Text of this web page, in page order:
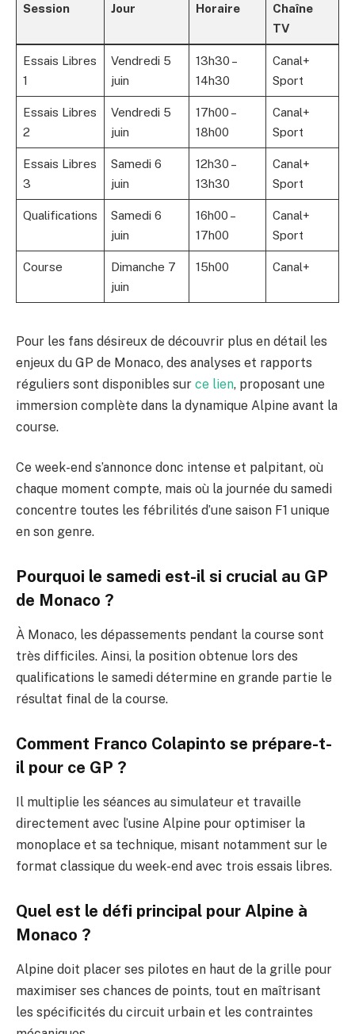
Session Jour Horaire
Chaîne
TV
Essais Libres
1
Vendredi 5
juin
13h30 –
14h30
Canal+
Sport
Essais Libres
2
Vendredi 5
juin
17h00 –
18h00
Canal+
Sport
Essais Libres
3
Samedi 6
juin
12h30 –
13h30
Canal+
Sport
Qualifications
Samedi 6
juin
16h00 –
17h00
Canal+
Sport
Course
Dimanche 7
juin
15h00 Canal+
Pour les fans désireux de découvrir plus en détail les
enjeux du GP de Monaco, des analyses et rapports
réguliers sont disponibles sur ce lien, proposant une
immersion complète dans la dynamique Alpine avant la
course.
Ce week-end s’annonce donc intense et palpitant, où
chaque moment compte, mais où la journée du samedi
concentre toutes les fébrilités d’une saison F1 unique
en son genre.
Pourquoi le samedi est-il si crucial au GP
de Monaco ?
À Monaco, les dépassements pendant la course sont
très difficiles. Ainsi, la position obtenue lors des
qualifications le samedi détermine en grande partie le
résultat final de la course.
Comment Franco Colapinto se prépare-t-
il pour ce GP ?
Il multiplie les séances au simulateur et travaille
directement avec l’usine Alpine pour optimiser la
monoplace et sa technique, misant notamment sur le
format classique du week-end avec trois essais libres.
Quel est le défi principal pour Alpine à
Monaco ?
Alpine doit placer ses pilotes en haut de la grille pour
maximiser ses chances de points, tout en maîtrisant
les spécificités du circuit urbain et les contraintes